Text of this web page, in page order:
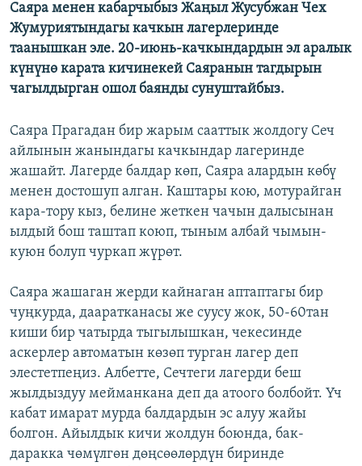
Саяра менен кабарчыбыз Жаңыл Жусубжан Чех
Жумуриятындагы качкын лагерлеринде
таанышкан эле. 20-июнь-качкындардын эл аралык
күнүнө карата кичинекей Саяранын тагдырын
чагылдырган ошол баянды сунуштайбыз.
Саяра Прагадан бир жарым сааттык жолдогу Сеч
айлынын жанындагы качкындар лагеринде
жашайт. Лагерде балдар көп, Саяра алардын көбү
менен достошуп алган. Каштары кою, мотурайган
кара-тору кыз, белине жеткен чачын далысынан
ылдый бош таштап коюп, тыным албай чымын-
куюн болуп чуркап жүрөт.
Саяра жашаган жерди кайнаган аптаптагы бир
чуңкурда, дааратканасы же суусу жок, 50-60тан
киши бир чатырда тыгылышкан, чекесинде
аскерлер автоматын көзөп турган лагер деп
элестетпеңиз. Албетте, Сечтеги лагерди беш
жылдыздуу мейманкана деп да атоого болбойт. Үч
кабат имарат мурда балдардын эс алуу жайы
болгон. Айылдык кичи жолдун боюнда, бак-
даракка чөмүлгөн дөңсөөлөрдүн биринде